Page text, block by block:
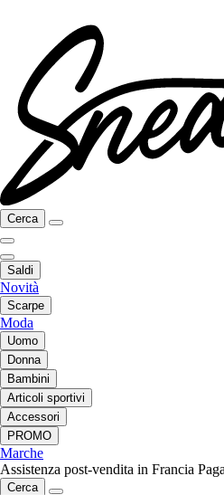
Cerca
Saldi
Novità
Scarpe
Moda
Uomo
Donna
Bambini
Articoli sportivi
Accessori
PROMO
Marche
Assistenza post-vendita in Francia
Cerca